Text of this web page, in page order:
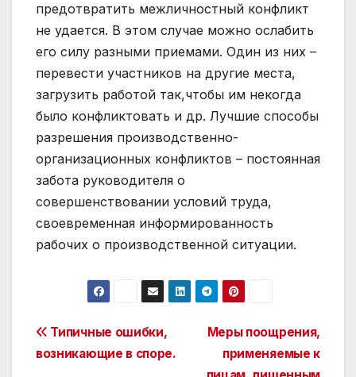
предотвратить межличностный конфликт
не удается. В этом случае можно ослабить
его силу разными приемами. Один из них –
перевести участников на другие места,
загрузить работой так,чтобы им некогда
было конфликтовать и др. Лучшие способы
разрешения производственно-
организационных конфликтов – постоянная
забота руководителя о
совершенствовании условий труда,
своевременная информированность
рабочих о производственной ситуации.
Post
navigation
Меры поощрения,
применяемые к
Типичные ошибки,
возникающие в споре.